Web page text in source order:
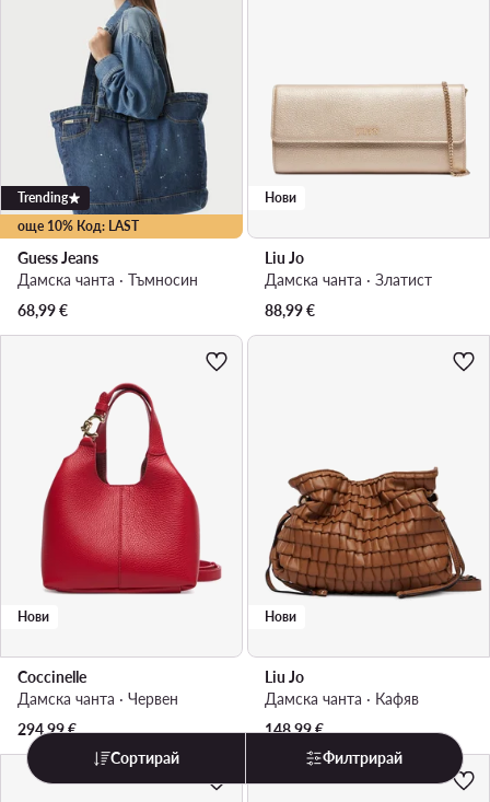
още 10% Код: LAST
Trending
Guess Jeans
Дамска чанта · Тъмносин
68,99€
Нови
Liu Jo
Дамска чанта · Златист
88,99€
Нови
Coccinelle
Дамска чанта · Червен
294,99€
Нови
Liu Jo
Дамска чанта · Кафяв
148,99€
Сортирай
Филтрирай